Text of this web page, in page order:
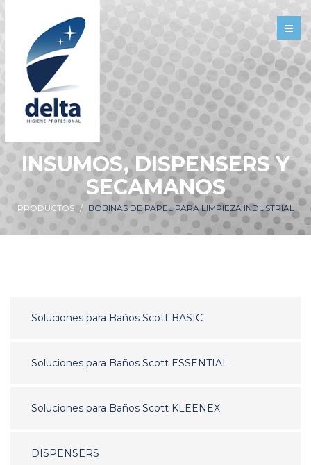
INSUMOS, DISPENSERS Y
SECAMANOS
PRODUCTOS BOBINAS DE PAPEL PARA LIMPIEZA INDUSTRIAL
Soluciones para Baños Scott BASIC
Soluciones para Baños Scott ESSENTIAL
Soluciones para Baños Scott KLEENEX
DISPENSERS